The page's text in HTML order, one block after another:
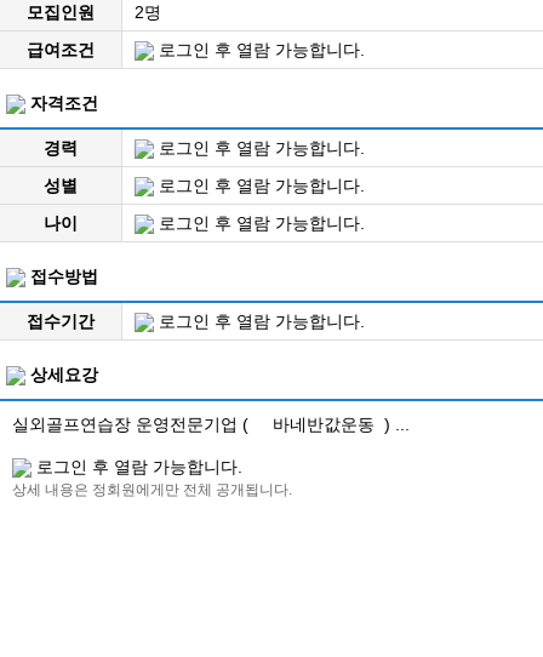
모집인원
2명
급여조건
로그인 후 열람 가능합니다.
자격조건
경력
로그인 후 열람 가능합니다.
성별
로그인 후 열람 가능합니다.
나이
로그인 후 열람 가능합니다.
접수방법
접수기간 로그인 후 열람 가능합니다.
상세요강
실외골프연습장 운영전문기업 ( 바네반값운동 ) ...
로그인 후 열람 가능합니다.
상세 내용은 정회원에게만 전체 공개됩니다.